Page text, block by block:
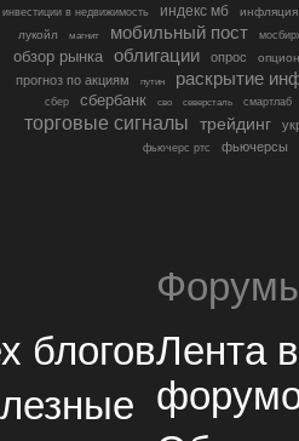
инвестиции в недвижимость индекс мб
инфляция
лукойл
магнит мобильный пост
обзор рынка облигации опрос
прогноз по акциям путин раскрытие
сбер сбербанк сво северсталь смартлаб
торговые сигналы трейдинг
фьючерс ртс фьючерсы
блоговЛента